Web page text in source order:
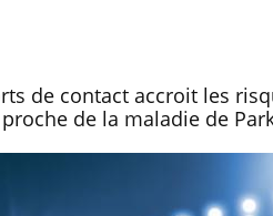
de contact accroit les
de la maladie de